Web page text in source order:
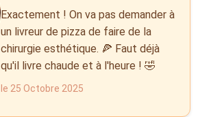
Exactement ! On va pas demander à
un livreur de pizza de faire de la
chirurgie esthétique. 🍕 Faut déjà
qu'il livre chaude et à l'heure ! 🤣
le 25 Octobre 2025